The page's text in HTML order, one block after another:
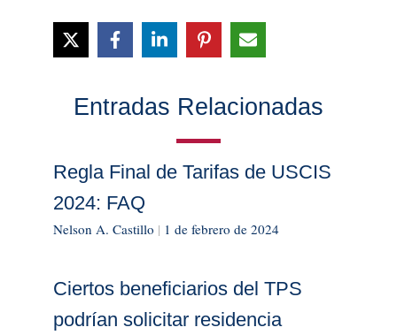
Entradas Relacionadas
Regla Final de Tarifas de USCIS
2024: FAQ
Nelson A. Castillo | 1 de febrero de 2024
Ciertos beneficiarios del TPS
podrían solicitar residencia